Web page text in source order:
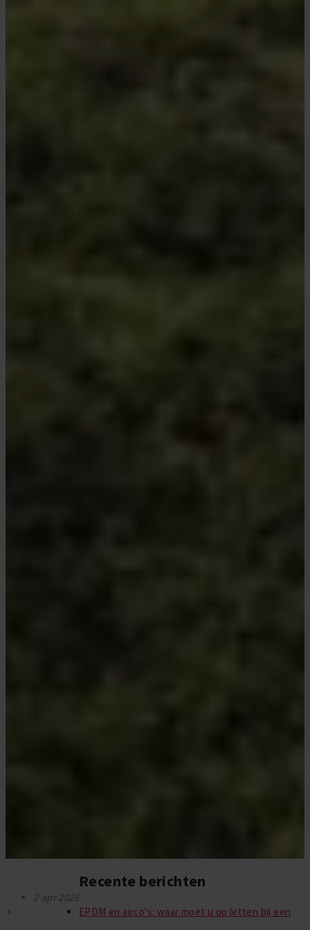
2 apr 2026
Recente berichten
EPDM en airco's: waar moet u op letten bij een